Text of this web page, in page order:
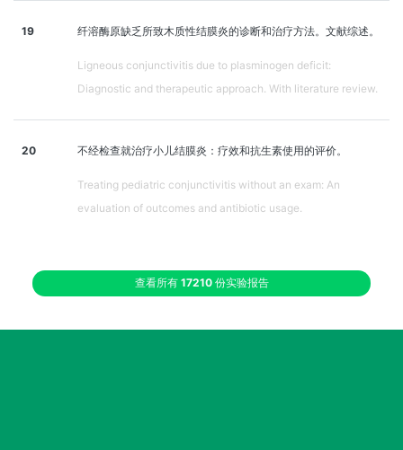
19 纤溶酶原缺乏所致木质性结膜炎的诊断和治疗方法。文献综述。
Ligneous conjunctivitis due to plasminogen deficit:
Diagnostic and therapeutic approach. With literature review.
20 不经检查就治疗小儿结膜炎：疗效和抗生素使用的评价。
Treating pediatric conjunctivitis without an exam: An
evaluation of outcomes and antibiotic usage.
查看所有 17210份实验报告